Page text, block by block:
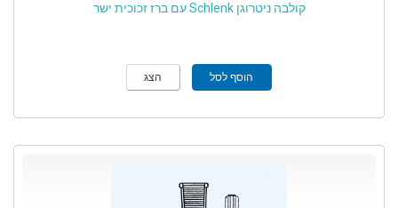
קולבה ניטרוגן Schlenk עם ברז זכוכית ישר
הוסף לסל הצג